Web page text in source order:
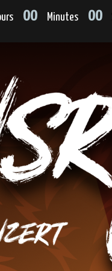
00 Minutes 00